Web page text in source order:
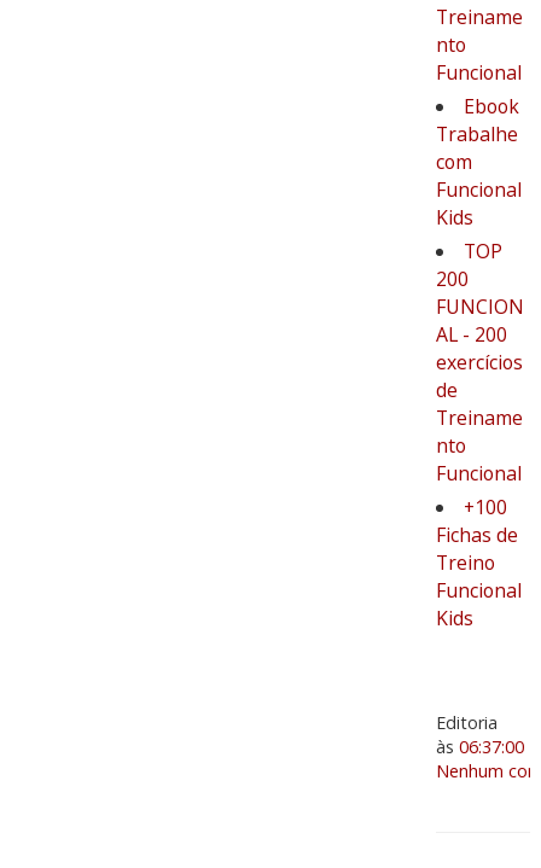
Treiname
nto
Funcional
Ebook
Trabalhe
com
Funcional
Kids
TOP
200
FUNCION
AL - 200
exercícios
de
Treiname
nto
Funcional
+100
Fichas de
Treino
Funcional
Kids
Editoria
às 06:37:00
Nenhum